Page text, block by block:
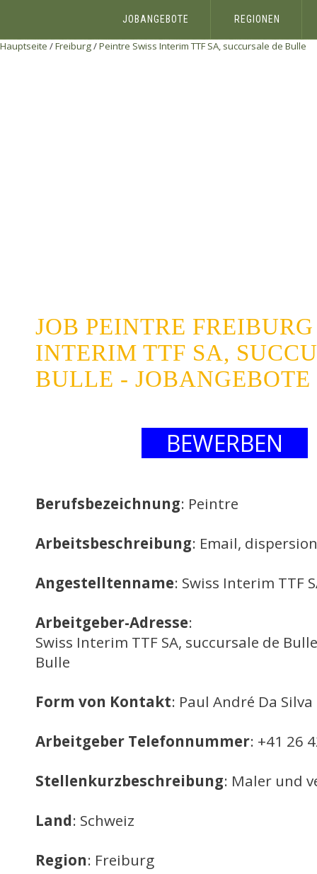
JOBANGEBOTE REGIONEN
Hauptseite /Freiburg/Peintre Swiss Interim TTF SA, succursale de Bulle
JOB PEINTRE
INTERIM TTF SA,
BULLE - JOBANGEBOTE
BEWERBEN
Berufsbezeichnung: Peintre
Arbeitsbeschreibung: Email,
Angestelltenname: Swiss Interim TTF
Arbeitgeber-Adresse:
Swiss Interim TTF SA, succursale de
Bulle
Form von Kontakt: Paul André Da Silva
Arbeitgeber Telefonnummer: +41 26
Stellenkurzbeschreibung: Maler und
Land: Schweiz
Region: Freiburg